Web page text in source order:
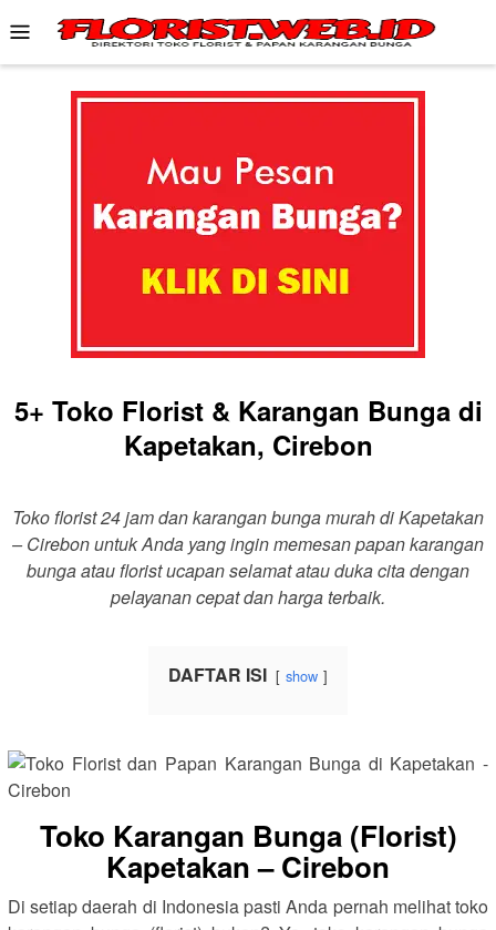
to
content
Mobile
Menu
5+ Toko Florist & Karangan Bunga di
Kapetakan, Cirebon
Toko florist 24 jam dan karangan bunga murah di Kapetakan
– Cirebon untuk Anda yang ingin memesan papan karangan
bunga atau florist ucapan selamat atau duka cita dengan
pelayanan cepat dan harga terbaik.
DAFTAR ISI show
Toko Karangan Bunga (Florist)
Kapetakan – Cirebon
Di setiap daerah di Indonesia pasti Anda pernah melihat toko